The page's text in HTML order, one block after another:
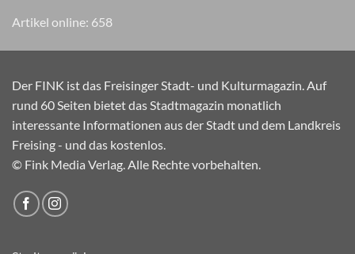
Artikel online: 658
Der FINK ist das Freisinger Stadt- und Kulturmagazin. Auf
rund 60 Seiten bietet das Stadtmagazin monatlich
interessante Informationen aus der Stadt und dem Landkreis
Freising - und das kostenlos.
© Fink Media Verlag. Alle Rechte vorbehalten.